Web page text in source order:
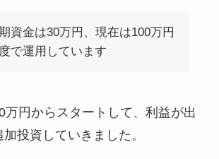
資金は30万円、現在は100万円
で運用しています
万円からスタートして、利益が出
投資していきました。